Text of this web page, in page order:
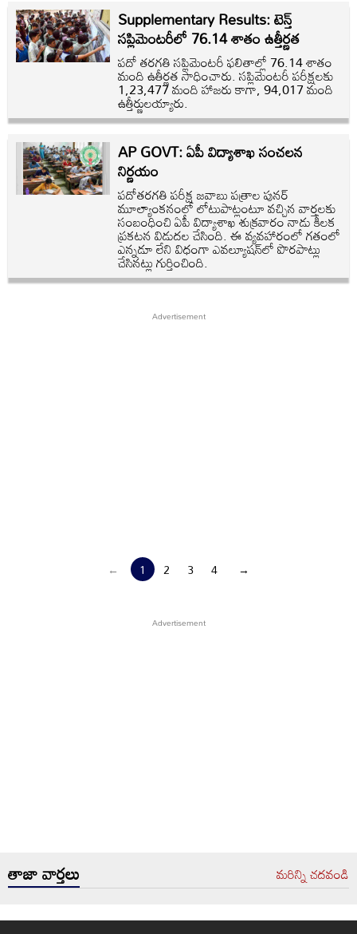
Supplementary Results: టెన్త్‌
సప్లిమెంటరీలో 76.14 శాతం ఉత్తీర్ణత
పదో తరగతి సప్లిమెంటరీ ఫలితాల్లో 76.14 శాతం
మంది ఉతీర్ణత సాధించారు. సప్లిమెంటరీ పరీక్షలకు
1,23,477 మంది హాజరు కాగా, 94,017 మంది
ఉత్తీర్ణులయ్యారు.
AP GOVT: ఏపీ విద్యాశాఖ సంచలన
నిర్ణయం
పదోతరగతి పరీక్ష జవాబు పత్రాల పునర్
మూల్యాంకనంలో లోటుపాట్లంటూ వచ్చిన వార్తలకు
సంబంధించి ఏపీ విద్యాశాఖ శుక్రవారం నాడు కీలక
ప్రకటన విడుదల చేసింది. ఈ వ్యవహారంలో గతంలో
ఎన్నడూ లేని విధంగా ఎవల్యూషన్‌లో పొరపాట్లు
చేసినట్లు గుర్తించింది.
← 1 2 3 4 →
తాజా వార్తలు మరిన్ని చదవండి